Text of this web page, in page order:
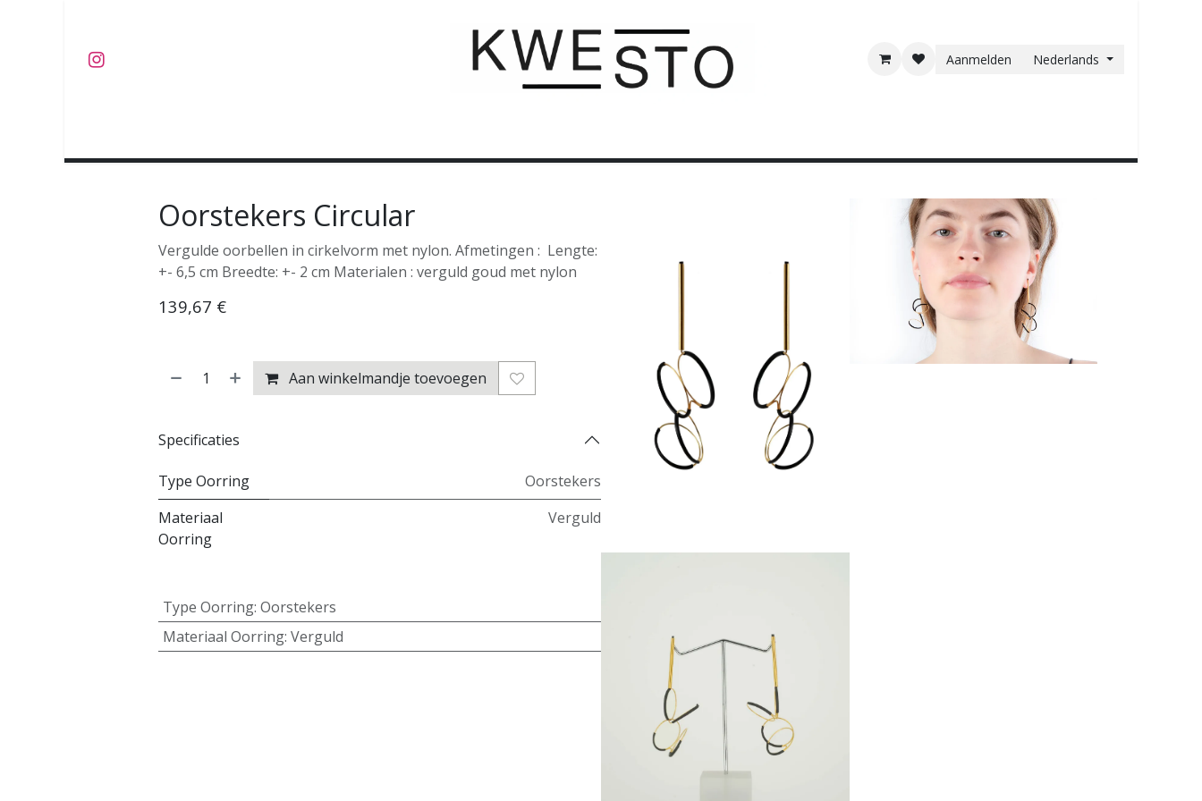
Aanmelden Nederlands
Oorstekers Circular
Vergulde oorbellen in cirkelvorm met nylon. Afmetingen : Lengte:
+- 6,5 cm Breedte: +- 2 cm Materialen : verguld goud met nylon
139,67 €
Aan winkelmandje toevoegen
Specificaties
Type Oorring
Oorstekers
Materiaal
Oorring
Verguld
Type Oorring: Oorstekers
Materiaal Oorring: Verguld